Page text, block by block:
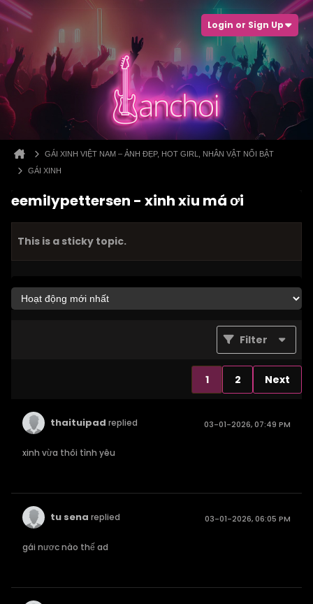
Login or Sign Up
GÁI XINH VIỆT NAM – ẢNH ĐẸP, HOT GIRL, NHÂN VẬT NỔI BẬT
GÁI XINH
eemilypettersen - xinh xỉu má ơi
This is a sticky topic.
Filter
1 2 Next
thaituipad replied 03-01-2026, 07:49 PM
xinh vừa thôi tình yêu
tu sena replied 03-01-2026, 06:05 PM
gái nươc nào thế ad